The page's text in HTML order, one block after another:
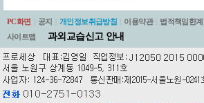
PC화면 공지 개인정보취급방침 이용약관 법적책임한계
사이트맵
과외교습신고 안내